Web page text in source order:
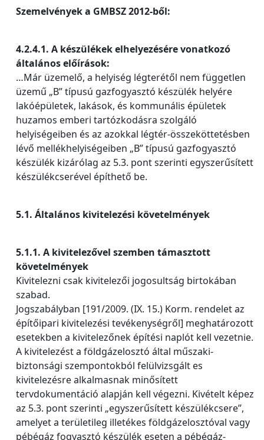
Szemelvények a GMBSZ 2012-ből:
4.2.4.1. A készülékek elhelyezésére vonatkozó
általános előírások:
…Már üzemelő, a helyiség légterétől nem független
üzemű „B” típusú gazfogyasztó készülék helyére
lakóépületek, lakások, és kommunális épületek
huzamos emberi tartózkodásra szolgáló
helyiségeiben és az azokkal légtér-összeköttetésben
lévő mellékhelyiségeiben „B” típusú gazfogyasztó
készülék kizárólag az 5.3. pont szerinti egyszerűsített
készülékcserével építhető be.
5.1. Általános kivitelezési követelmények
5.1.1. A kivitelezővel szemben támasztott
követelmények
Kivitelezni csak kivitelezői jogosultság birtokában
szabad.
Jogszabályban [191/2009. (IX. 15.) Korm. rendelet az
építőipari kivitelezési tevékenységről] meghatározott
esetekben a kivitelezőnek építési naplót kell vezetnie.
A kivitelezést a földgázelosztó által műszaki-
biztonsági szempontokból felülvizsgált es
kivitelezésre alkalmasnak minősített
tervdokumentáció alapján kell végezni. Kivételt képez
az 5.3. pont szerinti „egyszerűsített készülékcsere”,
amelyet a területileg illetékes földgázelosztóval vagy
pébégáz fogyasztó készülék eseten a pébégáz-